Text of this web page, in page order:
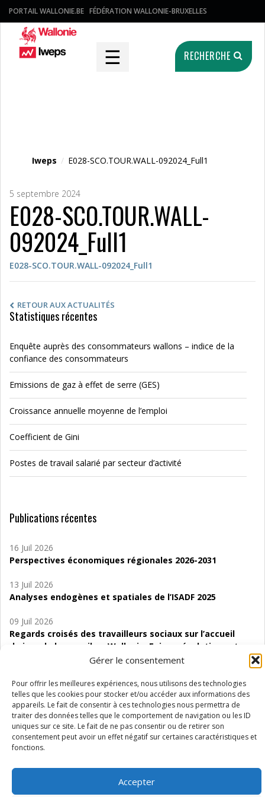
Gérer le consentement
Pour offrir les meilleures expériences, nous utilisons des technologies
telles que les cookies pour stocker et/ou accéder aux informations des
appareils. Le fait de consentir à ces technologies nous permettra de
traiter des données telles que le comportement de navigation ou les ID
uniques sur ce site. Le fait de ne pas consentir ou de retirer son
consentement peut avoir un effet négatif sur certaines caractéristiques et
fonctions.
Accepter
PORTAIL WALLONIE.BE FÉDÉRATION WALLONIE-BRUXELLES
☰ RECHERCHE
Iweps / E028-SCO.TOUR.WALL-092024_Full1
5 septembre 2024
E028-SCO.TOUR.WALL-
092024_Full1
E028-SCO.TOUR.WALL-092024_Full1
RETOUR AUX ACTUALITÉS
Statistiques récentes
Enquête auprès des consommateurs wallons – indice de la
confiance des consommateurs
Emissions de gaz à effet de serre (GES)
Croissance annuelle moyenne de l’emploi
Coefficient de Gini
Postes de travail salarié par secteur d’activité
Publications récentes
16 Juil 2026
Perspectives économiques régionales 2026-2031
13 Juil 2026
Analyses endogènes et spatiales de l’ISADF 2025
09 Juil 2026
Regards croisés des travailleurs sociaux sur l’accueil
de jour de bas seuil en Wallonie. Enjeux, évolutions et
06 Juil 2026
Étude d’évaluabilité des Structures
d’accompagnement à l’autocréation d’emploi (SAACE)
01 Juil 2026
Pénurie du personnel infirmier :quels indicateurs
Wallonie ?